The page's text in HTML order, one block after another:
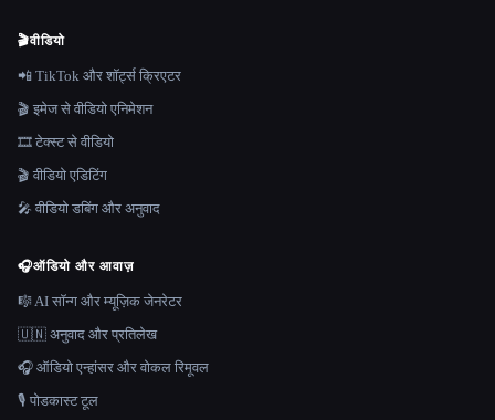
🎬वीडियो
📲 TikTok और शॉर्ट्स क्रिएटर
🎬 इमेज से वीडियो एनिमेशन
🎞️ टेक्स्ट से वीडियो
🎬 वीडियो एडिटिंग
🎤 वीडियो डबिंग और अनुवाद
🎧ऑडियो और आवाज़
🎼 AI सॉन्ग और म्यूज़िक जेनरेटर
🇺🇳 अनुवाद और प्रतिलेख
🎧 ऑडियो एन्हांसर और वोकल रिमूवल
🎙️ पोडकास्ट टूल